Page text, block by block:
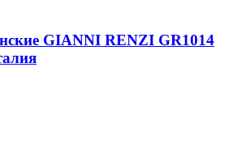
GIANNI RENZI GR1014